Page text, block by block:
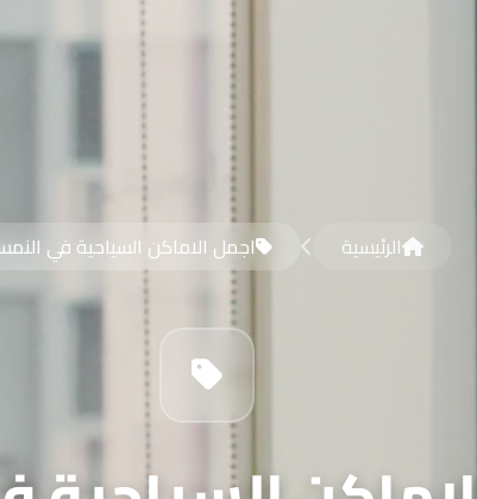
الرئيسية اجمل الاماكن السياحية في